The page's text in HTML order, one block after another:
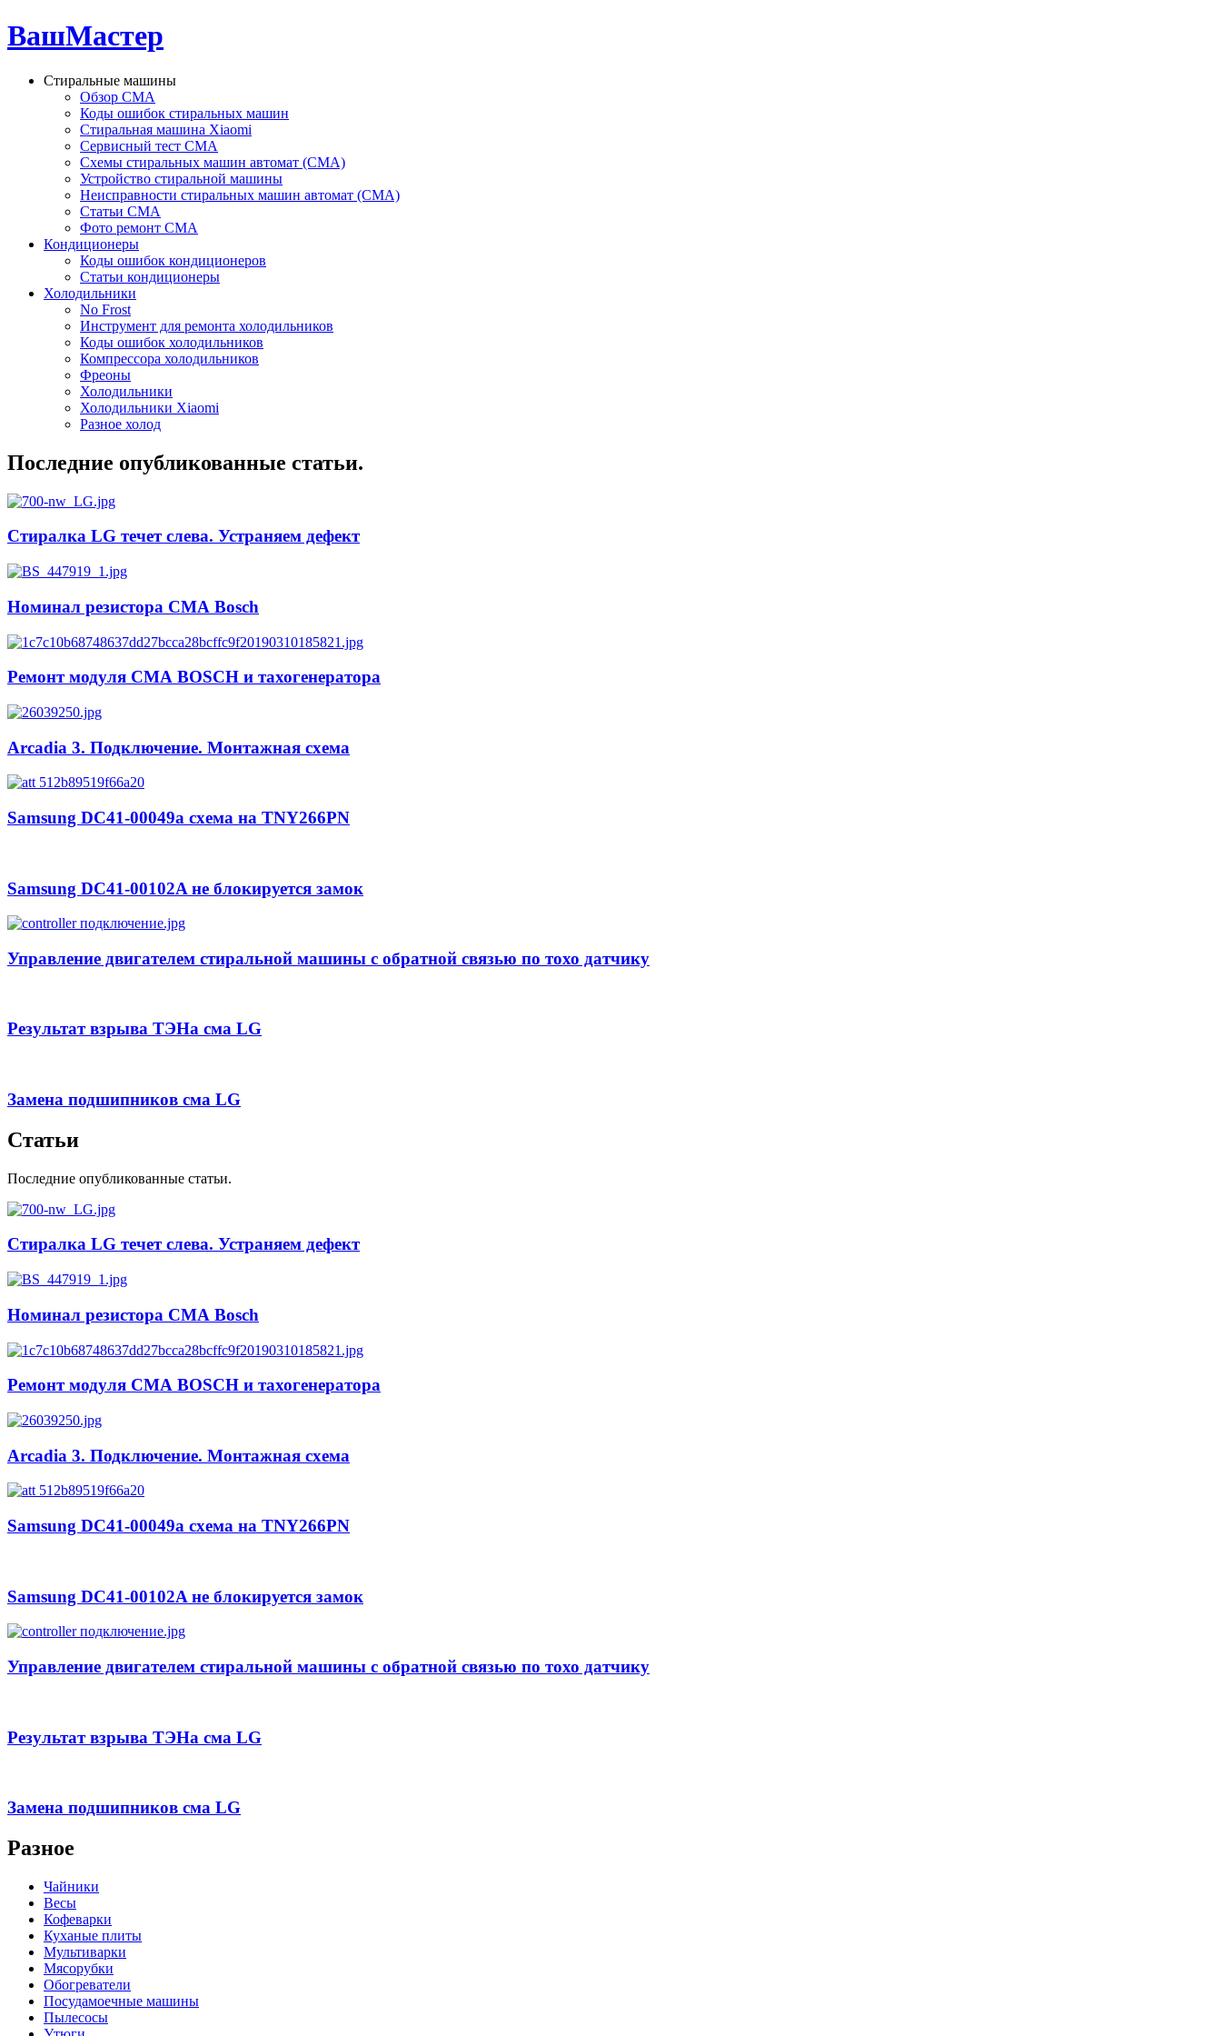
ВашМастер
Стиральные машины
Обзор СМА
Коды ошибок стиральных машин
Стиральная машина Xiaomi
Сервисный тест СМА
Схемы стиральных машин автомат (СМА)
Устройство стиральной машины
Неисправности стиральных машин автомат (СМА)
Статьи СМА
Фото ремонт СМА
Кондиционеры
Коды ошибок кондиционеров
Статьи кондиционеры
Холодильники
No Frost
Инструмент для ремонта холодильников
Коды ошибок холодильников
Компрессора холодильников
Фреоны
Холодильники
Холодильники Xiaomi
Разное холод
Последние опубликованные статьи.
Стиралка LG течет слева. Устраняем дефект
Номинал резистора СМА Bosch
Ремонт модуля СМА BOSCH и тахогенератора
Arcadia 3. Подключение. Монтажная схема
Samsung DC41-00049a схема на TNY266PN
Samsung DC41-00102A не блокируется замок
Управление двигателем стиральной машины с обратной связью по тохо датчику
Результат взрыва ТЭНа сма LG
Замена подшипников сма LG
Статьи
Последние опубликованные статьи.
Стиралка LG течет слева. Устраняем дефект
Номинал резистора СМА Bosch
Ремонт модуля СМА BOSCH и тахогенератора
Arcadia 3. Подключение. Монтажная схема
Samsung DC41-00049a схема на TNY266PN
Samsung DC41-00102A не блокируется замок
Управление двигателем стиральной машины с обратной связью по тохо датчику
Результат взрыва ТЭНа сма LG
Замена подшипников сма LG
Разное
Чайники
Весы
Кофеварки
Куханые плиты
Мультиварки
Мясорубки
Обогреватели
Посудамоечные машины
Пылесосы